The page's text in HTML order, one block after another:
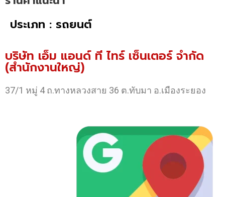
ประเภท : รถยนต์
บริษัท เอ็ม แอนด์ ที ไทร์ เซ็นเตอร์ จำกัด
(สำนักงานใหญ่)
37/1 หมู่ 4 ถ.ทางหลวงสาย 36 ต.ทับมา อ.เมืองระยอง